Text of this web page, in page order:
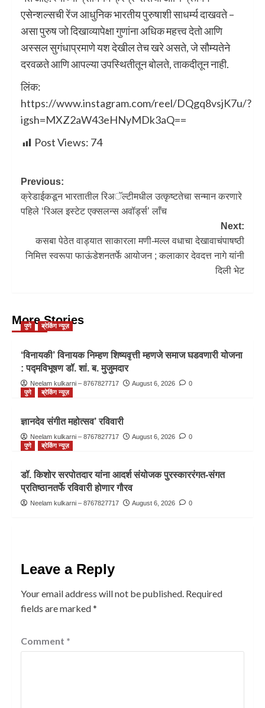
एसेन्शल्सची रेंज आधुनिक भारतीय पुरुषाशी साधर्म्य दाखवते –
असा पुरुष जो दिखाव्यापेक्षा गुणांना अधिक महत्त्व देतो आणि
अस्सल सुगंधाप्रमाणे यश देखील तेच खरे असते, जे सौम्यतेने
दरवळते आणि आपल्या उपस्थितीतून बोलते, ताकदीतून नाही.
लिंक:
https://www.instagram.com/reel/DQgq8vsjK7u/?
igsh=MXZ2aW43eHNyMDk3aQ==
Post Views: 74
Previous:
क्रेडाईकडून भारतातील रिअॅल्‍टीमधील उत्कृष्‍टतेचा सन्‍मान करणारे
पहिले ‘रिअल इस्‍टेट एक्‍सलन्‍स अवॉर्ड्स’ लाँच
Next:
कसबा पेठेत वाड्यात साकारला मणी-मल्ल वधाचा देखावाचंपाषष्ठी
निमित्त स्वरूपा फाऊंडेशनतर्फे आयोजन ; कलाकार देवदत्त नागे यांनी
दिली भेट
More Stories
पुणे ब्रेकिंग न्यूज़
‘विनायकी’ विनायक निम्हण शिष्यवृत्ती म्हणजे समाज घडवणारी योजना
: पद्मविभूषण डॉ. शां. ब. मुजुमदार
Neelam kulkarni – 8767827717 August 6, 2026
0
पुणे
ब्रेकिंग न्यूज़
ज्ञानदेव संगीत महोत्सव’ रविवारी
Neelam kulkarni – 8767827717 August 6, 2026
0
पुणे
ब्रेकिंग न्यूज़
डॉ. किशोर सरपोतदार यांना आदर्श संयोजक पुरस्काररंगत-संगत
प्रतिष्ठानतर्फे रविवारी होणार गौरव
Neelam kulkarni – 8767827717 August 6, 2026 0
Leave a Reply
Your email address will not be published. Required
fields are marked*
Comment *